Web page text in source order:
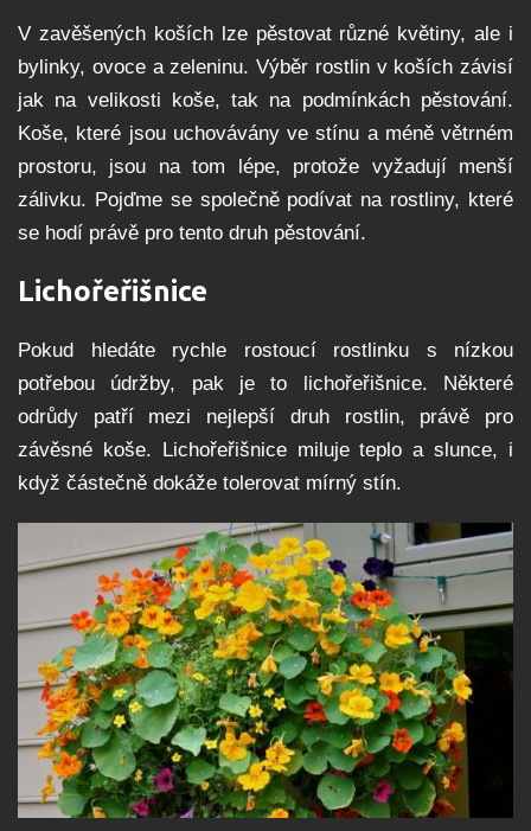
V zavěšených koších lze pěstovat různé květiny, ale i
bylinky, ovoce a zeleninu. Výběr rostlin v koších závisí
jak na velikosti koše, tak na podmínkách pěstování.
Koše, které jsou uchovávány ve stínu a méně větrném
prostoru, jsou na tom lépe, protože vyžadují menší
zálivku. Pojďme se společně podívat na rostliny, které
se hodí právě pro tento druh pěstování.
Lichořeřišnice
Pokud hledáte rychle rostoucí rostlinku s nízkou
potřebou údržby, pak je to lichořeřišnice. Některé
odrůdy patří mezi nejlepší druh rostlin, právě pro
závěsné koše. Lichořeřišnice miluje teplo a slunce, i
když částečně dokáže tolerovat mírný stín.